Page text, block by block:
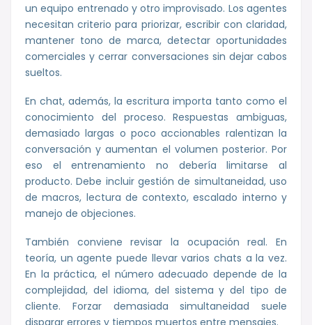
un equipo entrenado y otro improvisado. Los agentes
necesitan criterio para priorizar, escribir con claridad,
mantener tono de marca, detectar oportunidades
comerciales y cerrar conversaciones sin dejar cabos
sueltos.
En chat, además, la escritura importa tanto como el
conocimiento del proceso. Respuestas ambiguas,
demasiado largas o poco accionables ralentizan la
conversación y aumentan el volumen posterior. Por
eso el entrenamiento no debería limitarse al
producto. Debe incluir gestión de simultaneidad, uso
de macros, lectura de contexto, escalado interno y
manejo de objeciones.
También conviene revisar la ocupación real. En
teoría, un agente puede llevar varios chats a la vez.
En la práctica, el número adecuado depende de la
complejidad, del idioma, del sistema y del tipo de
cliente. Forzar demasiada simultaneidad suele
disparar errores y tiempos muertos entre mensajes.